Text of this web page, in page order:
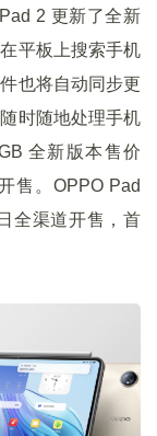
2 更新了全新
平板上搜索⼿机
也将自动同步更
时随地处理手机
全新版本售价
售。OPPO Pad
全渠道开售，首